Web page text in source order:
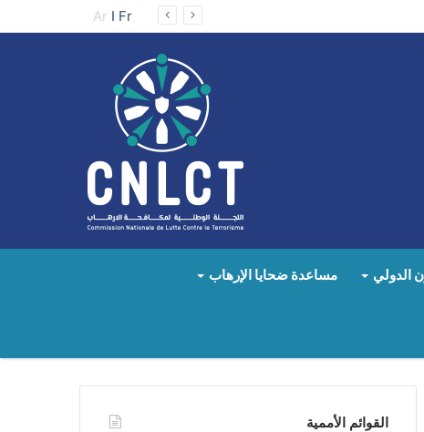
Ar I Fr
الدولي مساعدة ضحايا الإرهاب
القوائم الأممية